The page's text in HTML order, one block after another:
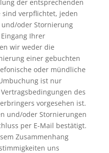
der entsprechenden
sind verpflichtet, jeden
oder Stornierung
Ihrer
wir weder die
einer gebuchten
oder mündliche
ist nur
des
vorgesehen ist.
und/oder Stornierungen
per E-Mail bestätigt.
Zusammenhang
uns